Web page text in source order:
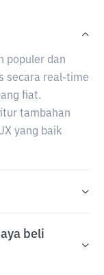
populer dan
secara real-time
fiat.
tambahan
yang baik
beli